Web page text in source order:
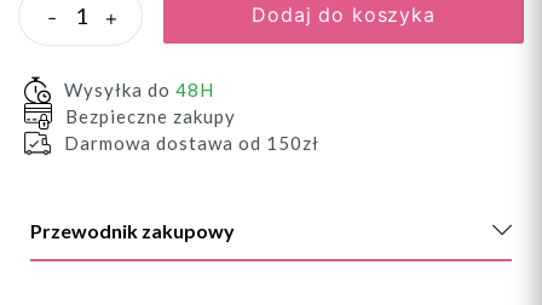
- + Dodaj do koszyka
Wysyłka do 48H
Bezpieczne zakupy
Darmowa dostawa od 150zł
Przewodnik zakupowy